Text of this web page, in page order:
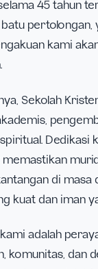
45 tahun
batu pertolongan,
kami
Sekolah
Dedikasi
memastikan
di masa
kuat dan iman
adalah
komunitas, dan